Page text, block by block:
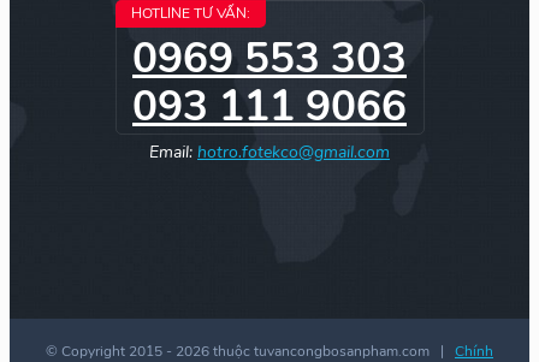
HOTLINE TƯ VẤN:
0969 553 303
093 111 9066
Email: hotro.fotekco@gmail.com
© Copyright 2015 - 2026 thuộc tuvancongbosanpham.com | Chính